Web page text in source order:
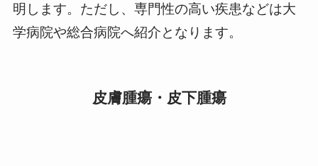
明します。ただし、専門性の高い疾患などは大
学病院や総合病院へ紹介となります。
皮膚腫瘍・皮下腫瘍